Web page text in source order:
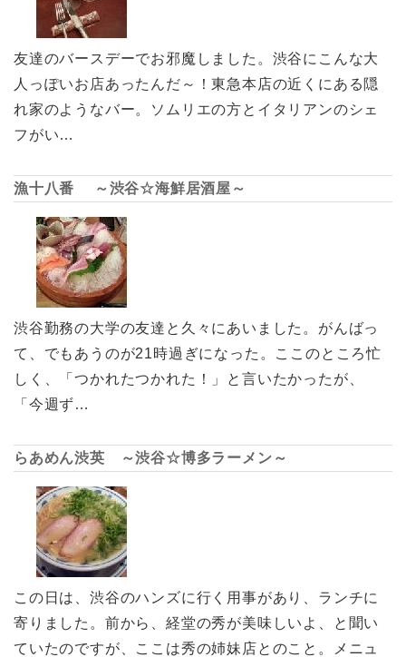
友達のバースデーでお邪魔しました。渋谷にこんな大
人っぽいお店あったんだ～！東急本店の近くにある隠
れ家のようなバー。ソムリエの方とイタリアンのシェ
フがい…
漁十八番 ～渋谷☆海鮮居酒屋～
渋谷勤務の大学の友達と久々にあいました。がんばっ
て、でもあうのが21時過ぎになった。ここのところ忙
しく、「つかれたつかれた！」と言いたかったが、
「今週ず…
らあめん渋英 ～渋谷☆博多ラーメン～
この日は、渋谷のハンズに行く用事があり、ランチに
寄りました。前から、経堂の秀が美味しいよ、と聞い
ていたのですが、ここは秀の姉妹店とのこと。メニュ